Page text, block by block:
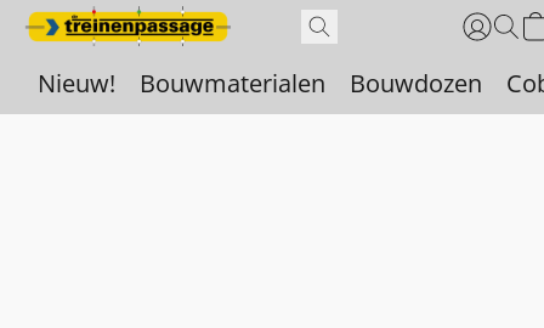
Nieuw! Bouwmaterialen Bouwdozen